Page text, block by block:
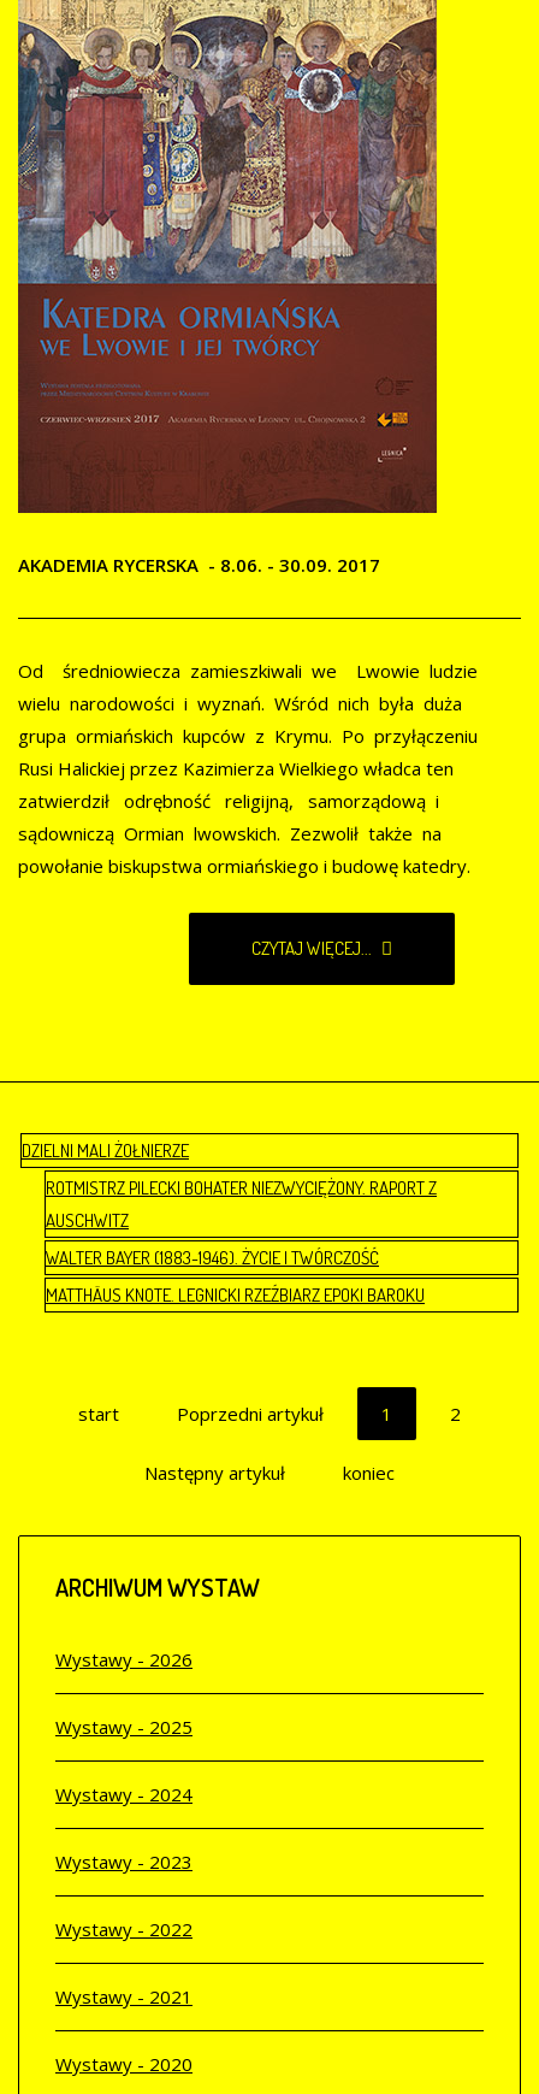
AKADEMIA RYCERSKA - 8.06. - 30.09. 2017
Od średniowiecza zamieszkiwali we Lwowie ludzie
wielu narodowości i wyznań. Wśród nich była duża
grupa ormiańskich kupców z Krymu. Po przyłączeniu
Rusi Halickiej przez Kazimierza Wielkiego władca ten
zatwierdził odrębność religijną, samorządową i
sądowniczą Ormian lwowskich. Zezwolił także na
powołanie biskupstwa ormiańskiego i budowę katedry.
CZYTAJ WIĘCEJ...
DZIELNI MALI ŻOŁNIERZE
ROTMISTRZ PILECKI BOHATER NIEZWYCIĘŻONY. RAPORT Z
AUSCHWITZ
WALTER BAYER (1883-1946). ŻYCIE I TWÓRCZOŚĆ
MATTHÄUS KNOTE. LEGNICKI RZEŹBIARZ EPOKI BAROKU
start Poprzedni artykuł 1 2
Następny artykuł koniec
ARCHIWUMWYSTAW
Wystawy - 2026
Wystawy - 2025
Wystawy - 2024
Wystawy - 2023
Wystawy - 2022
Wystawy - 2021
Wystawy - 2020